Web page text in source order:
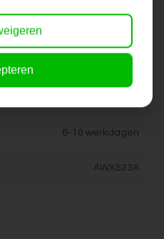
6-10 werkdagen
AWX523A